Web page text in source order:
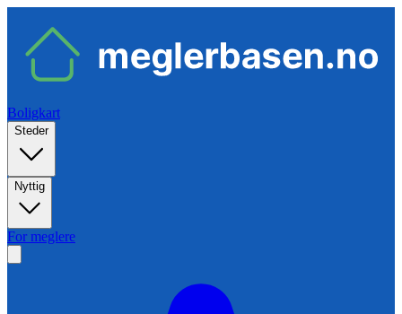
Boligkart
Steder
Nyttig
For meglere